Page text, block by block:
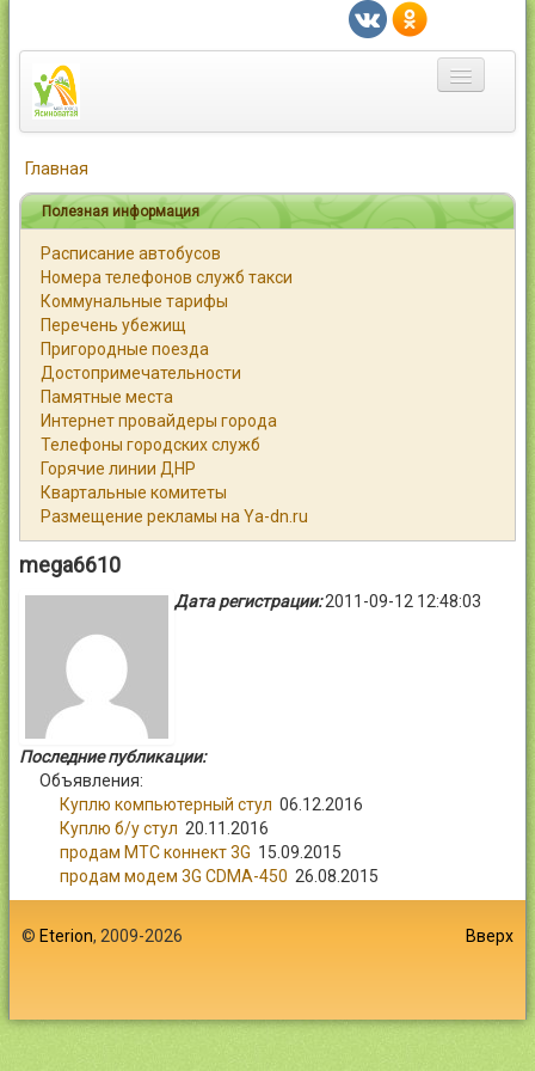
Город
Статьи
Каталог
Справочник
Работа
Объявления
Помощь
Контакты
Главная
Полезная информация
Расписание автобусов
Номера телефонов служб такси
Коммунальные тарифы
Перечень убежищ
Пригородные поезда
Достопримечательности
Памятные места
Интернет провайдеры города
Телефоны городских служб
Горячие линии ДНР
Квартальные комитеты
Размещение рекламы на Ya-dn.ru
mega6610
Дата регистрации:2011-09-12 12:48:03
Последние публикации:
Объявления:
Куплю компьютерный стул 06.12.2016
Куплю б/у стул 20.11.2016
продам МТС коннект 3G 15.09.2015
продам модем 3G CDMA-450 26.08.2015
© Eterion, 2009-2026 Вверх